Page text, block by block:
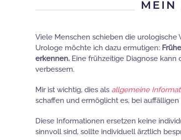
MEIN
Viele Menschen schieben die urologische
Urologe möchte ich dazu ermutigen:
erkennen. Eine frühzeitige Diagnose
verbessern.
Mir ist wichtig, dies als allgemeine
schaffen und ermöglicht es, bei
Diese Informationen ersetzen keine
sinnvoll sind, sollte individuell ärztlich